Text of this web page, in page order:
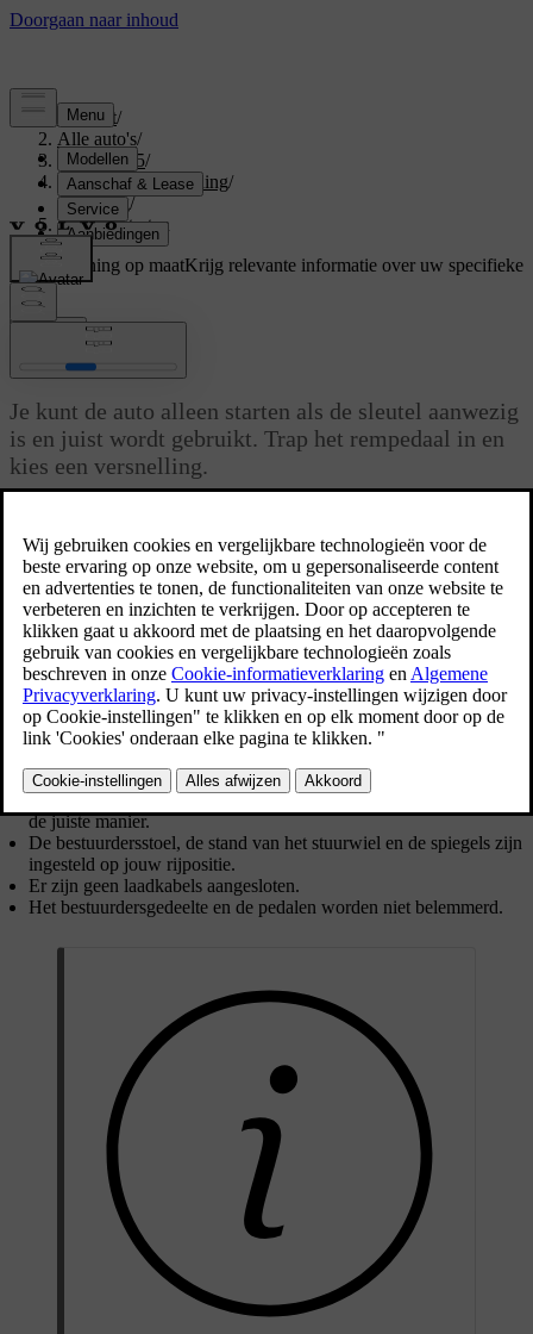
Support/
Alle auto's/
EX40 2025/
Gebruikershandleiding/
Driving/
De auto starten
Ondersteuning op maatKrijg relevante informatie over uw specifieke
auto.
De auto starten
Je kunt de auto alleen starten als de sleutel aanwezig
is en juist wordt gebruikt. Trap het rempedaal in en
kies een versnelling.
sleutel je gebruikt. Na het ontgrendelen start de auto geleidelijk op.
Veel functies, zoals het klimaatsysteem, kun je gebruiken zodra je in
de auto zit.
Als je de auto wilt starten, druk het rempedaal in en selecteer een
rijstand. Als je een sleutelkaart of een lege sleutel met
afstandsbediening gebruikt, moet je deze op de kaartlezer leggen.
Controleer altijd het volgende voordat je wegrijdt:
Alle portieren en de achterklep zijn gesloten.
Alle inzittenden zitten goed en dragen hun veiligheidsgordel op
de juiste manier.
De bestuurdersstoel, de stand van het stuurwiel en de spiegels zijn
ingesteld op jouw rijpositie.
Er zijn geen laadkabels aangesloten.
Het bestuurdersgedeelte en de pedalen worden niet belemmerd.